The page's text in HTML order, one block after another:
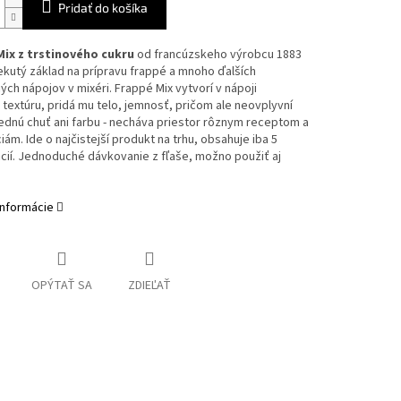
Pridať do košíka
z trstinového cukruod francúzskeho výrobcu 1883
základ na prípravu frappé a mnoho ďalších
nápojov v mixéri. Frappé Mix vytvorí v nápoji
pridá mu telo, jemnosť, pričom ale neovplyvní
chuť ani farbu - necháva priestor rôznym receptom a
Ide o najčistejší produkt na trhu, obsahuje iba 5
Jednoduché dávkovanie z fľaše, možno použiť aj
OPÝTAŤ SA ZDIEĽAŤ